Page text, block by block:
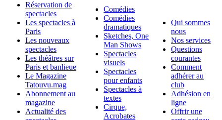
Réservation de
spectacles
Les spectacles à
Paris
Les nouveaux
spectacles
Les théâtres sur
Paris et banlieue
Le Magazine
Tatouvu.mag
Abonnement au
magazine
Actualité des
Comédies
Comédies
dramatiques
Sketches, One
Man Shows
Spectacles
visuels
Spectacles
pour enfants
Spectacles à
textes
Cirque,
Acrobates
Qui sommes
nous
Nos services
Questions
courantes
Comment
adhérer au
club
Adhésion en
ligne
Offrir une